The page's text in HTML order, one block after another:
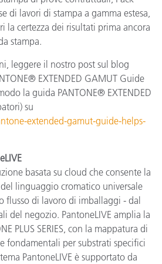
di lavori di stampa a gamma estesa,
la certezza dei risultati prima ancora
stampa.
leggere il nostro post sul blog
EXTENDED GAMUT Guide
la guida PANTONE® EXTENDED
su
extended-gamut-guide-helps-
basata su cloud che consente la
linguaggio cromatico universale
flusso di lavoro di imballaggi - dal
del negozio. PantoneLIVE amplia la
PLUS SERIES, con la mappatura di
fondamentali per substrati specifici
PantoneLIVE è supportato da